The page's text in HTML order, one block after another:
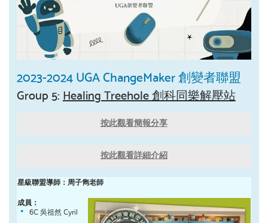
2023-2024 UGA ChangeMaker 創變者聯盟
Group 5: Healing Treehole 創科同樂解壓站
按此觀看簡報分享
按此觀看詳細介紹
星級聯盟導師：周子雋老師
成員：
6C 吳祖然 Cyril